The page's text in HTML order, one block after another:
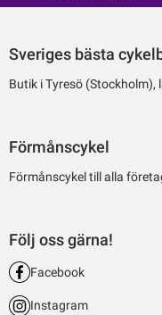
Sveriges bästa
Butik i Tyresö (Stockholm),
Förmånscykel
Förmånscykel till alla
Följ oss gärna!
Facebook
Instagram